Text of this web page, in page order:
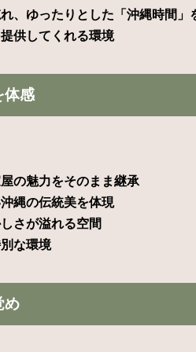
、ゆったりとした「沖縄時間」
供してくれる環境
体感
の魅力をそのまま継承
縄の伝統美を体現
さが溢れる空間
な環境
め